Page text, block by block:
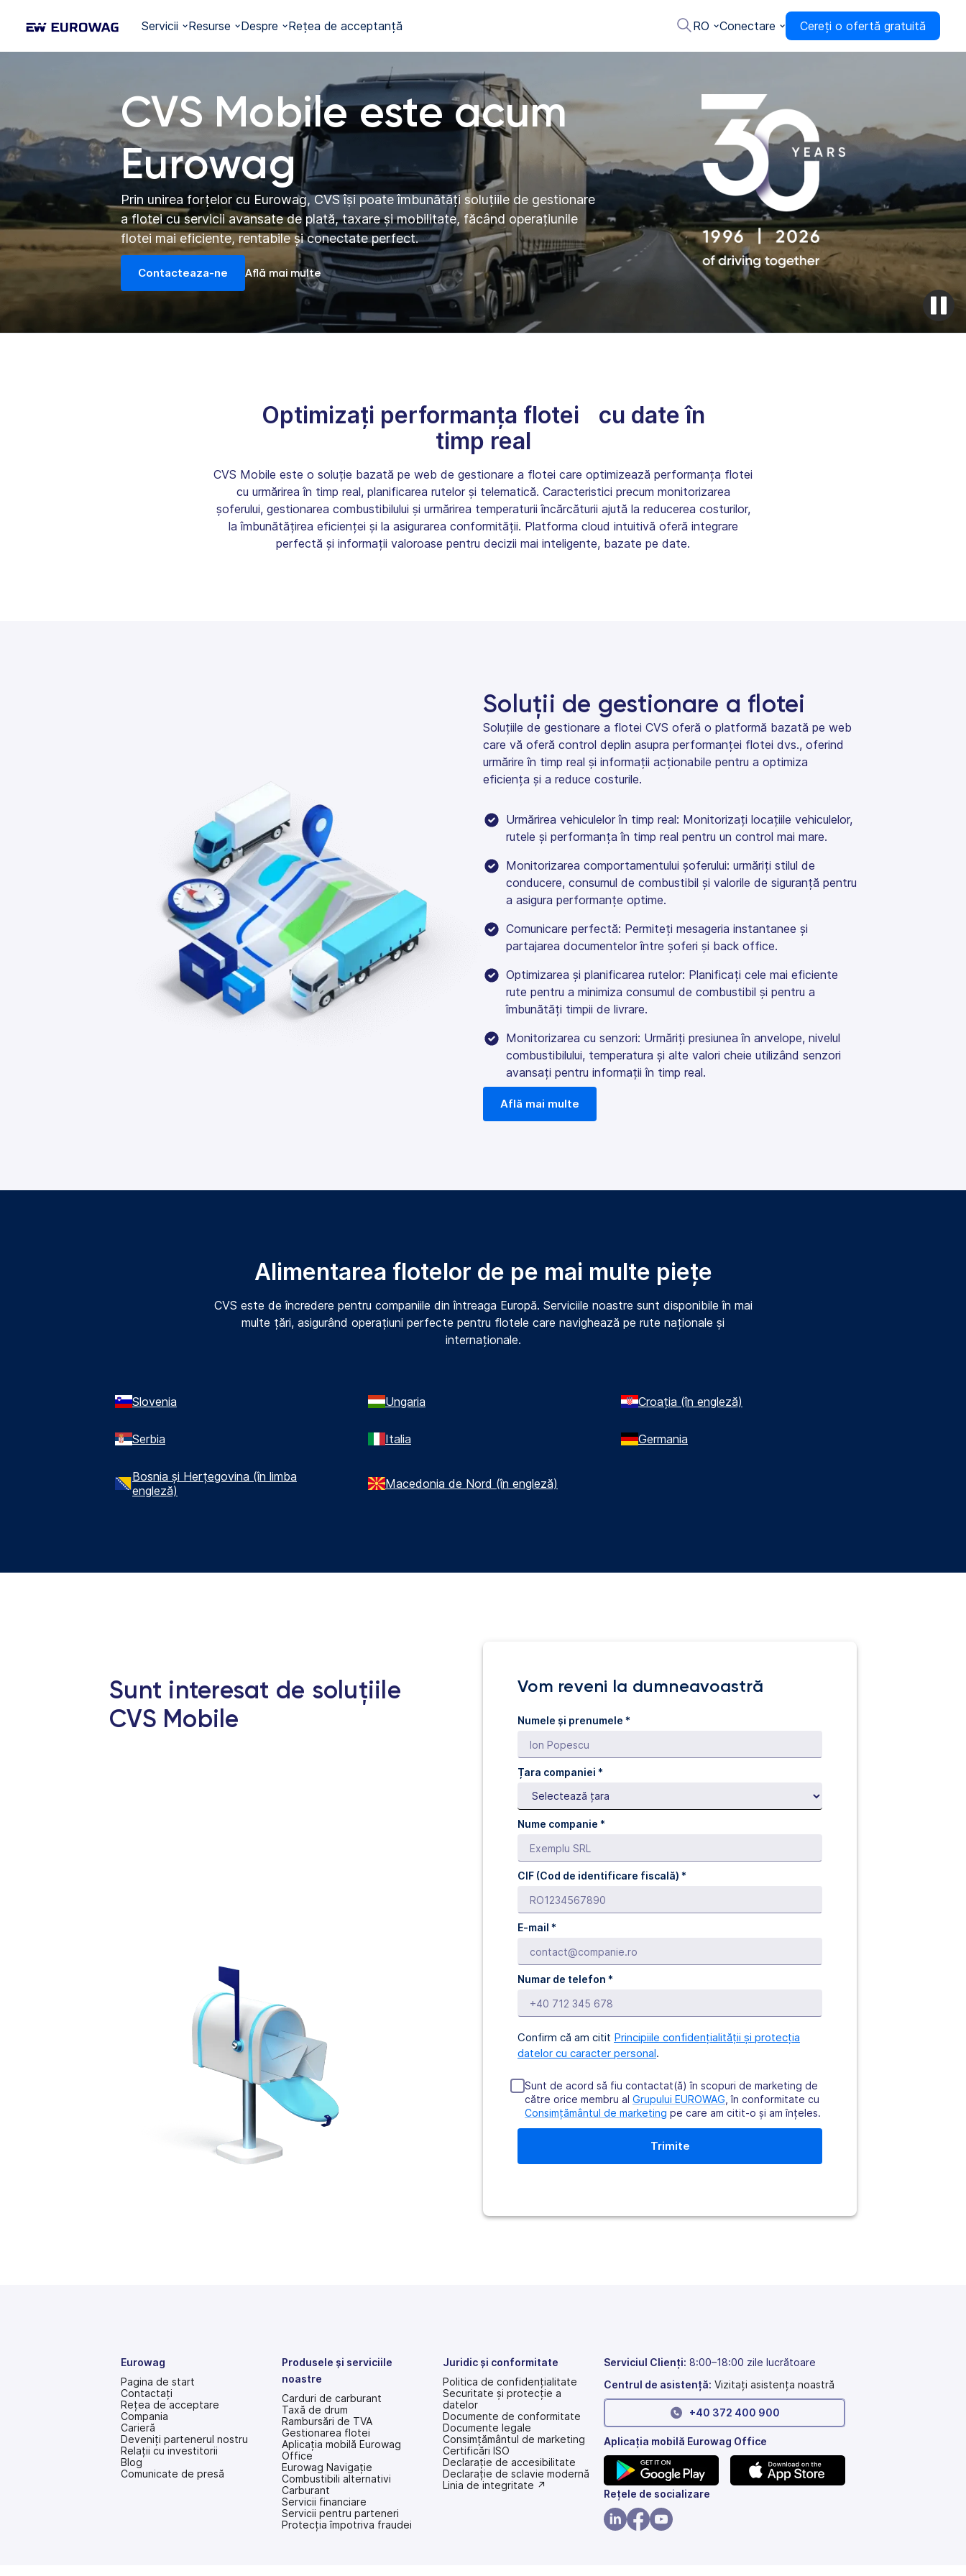
Servicii Resurse Despre Rețea de acceptanță RO Conectare Cereți o ofertă gratuită
CVS Mobile este acum
Eurowag
Prin unirea forțelor cu Eurowag, CVS își poate îmbunătăți soluțiile de gestionare
a flotei cu servicii avansate de plată, taxare și mobilitate, făcând operațiunile
flotei mai eficiente, rentabile și conectate perfect.
Contacteaza-ne Află mai multe
Optimizați performanța flotei cu date în
timp real
CVS Mobile este o soluție bazată pe web de gestionare a flotei care optimizează performanța flotei
cu urmărirea în timp real, planificarea rutelor și telematică. Caracteristici precum monitorizarea
șoferului, gestionarea combustibilului și urmărirea temperaturii încărcăturii ajută la reducerea costurilor,
la îmbunătățirea eficienței și la asigurarea conformității. Platforma cloud intuitivă oferă integrare
perfectă și informații valoroase pentru decizii mai inteligente, bazate pe date.
Soluții de gestionare a flotei
Soluțiile de gestionare a flotei CVS oferă o platformă bazată pe web
care vă oferă control deplin asupra performanței flotei dvs., oferind
urmărire în timp real și informații acționabile pentru a optimiza
eficiența și a reduce costurile.
Urmărirea vehiculelor în timp real: Monitorizați locațiile vehiculelor,
rutele și performanța în timp real pentru un control mai mare.
Monitorizarea comportamentului șoferului: urmăriți stilul de
conducere, consumul de combustibil și valorile de siguranță pentru
a asigura performanțe optime.
Comunicare perfectă: Permiteți mesageria instantanee și
partajarea documentelor între șoferi și back office.
Optimizarea și planificarea rutelor: Planificați cele mai eficiente
rute pentru a minimiza consumul de combustibil și pentru a
îmbunătăți timpii de livrare.
Monitorizarea cu senzori: Urmăriți presiunea în anvelope, nivelul
combustibilului, temperatura și alte valori cheie utilizând senzori
avansați pentru informații în timp real.
Află mai multe
Alimentarea flotelor de pe mai multe piețe
CVS este de încredere pentru companiile din întreaga Europă. Serviciile noastre sunt disponibile în mai
multe țări, asigurând operațiuni perfecte pentru flotele care navighează pe rute naționale și
internaționale.
Slovenia Ungaria Croația (în engleză)
Serbia Italia Germania
Bosnia și Herțegovina (în limba
engleză)
Macedonia de Nord (în engleză)
Sunt interesat de soluțiile
CVS Mobile
Vom reveni la dumneavoastră
Numele și prenumele *
Țara companiei *
Nume companie *
CIF (Cod de identificare fiscală) *
E-mail *
Numar de telefon *
Confirm că am citit Principiile confidențialității și protecția
datelor cu caracter personal.
Sunt de acord să fiu contactat(ă) în scopuri de marketing de
către orice membru al Grupului EUROWAG , în conformitate cu
Consimțământul de marketing pe care am citit-o şi am înţeles.
Eurowag
Pagina de start
Contactați
Rețea de acceptare
Compania
Carieră
Deveniți partenerul nostru
Relații cu investitorii
(se
deschide
Blog
Comunicate de presă
Produsele și serviciile
noastre
Carduri de carburant
Taxă de drum
Rambursări de TVA
Gestionarea flotei
Aplicația mobilă Eurowag
Office
Eurowag Navigație
Combustibili alternativi
Carburant
Servicii financiare
Servicii pentru parteneri
Protecția împotriva fraudei
Juridic și conformitate
Politica de confidențialitate
Securitate și protecție a
datelor
Documente de conformitate
Documente legale
Consimțământul de marketing
Certificări ISO
Declarație de accesibilitate
(se
deschide
Declarație de sclavie modernă
(se
Linia de integritate ↗
Serviciul Clienți: 8:00–18:00 zile lucrătoare
Centrul de asistență: Vizitați asistența noastră
+40 372 400 900
Aplicația mobilă Eurowag Office
(se
deschide
într-
Rețele de socializare